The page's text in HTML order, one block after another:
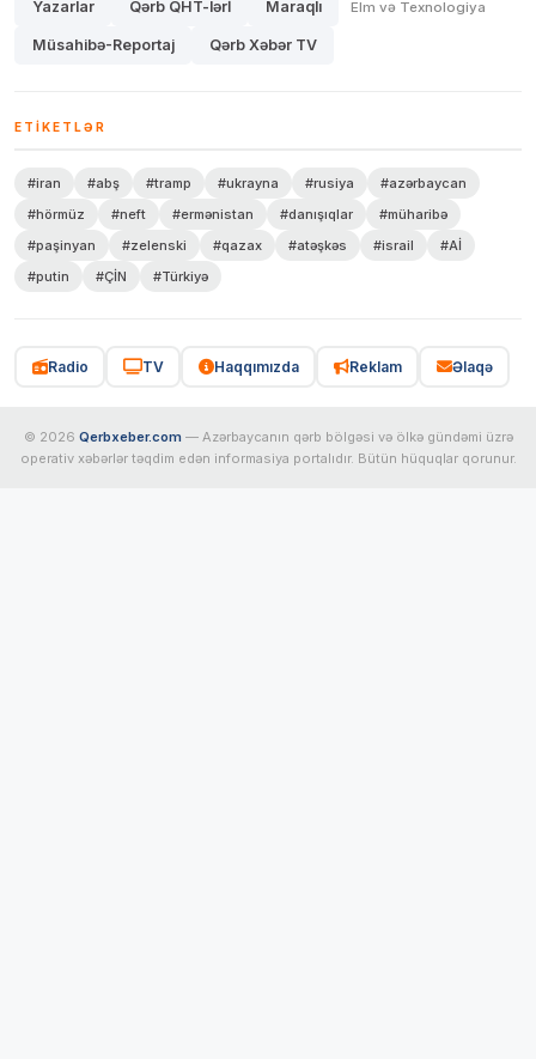
Yazarlar Qərb QHT-lərİ Maraqlı Elm və Texnologiya
Müsahibə-Reportaj Qərb Xəbər TV
ETIKETLƏR
#iran #abş #tramp #ukrayna #rusiya
#azərbaycan
#hörmüz
#neft #ermənistan #danışıqlar
#müharibə
#paşinyan
#zelenski #qazax #atəşkəs #israil
#Aİ
#putin
#ÇİN #Türkiyə
Radio TV Haqqımızda Reklam Əlaqə
© 2026 Qerbxeber.com — Azərbaycanın qərb bölgəsi və ölkə gündəmi üzrə
operativ xəbərlər təqdim edən informasiya portalıdır. Bütün hüquqlar qorunur.